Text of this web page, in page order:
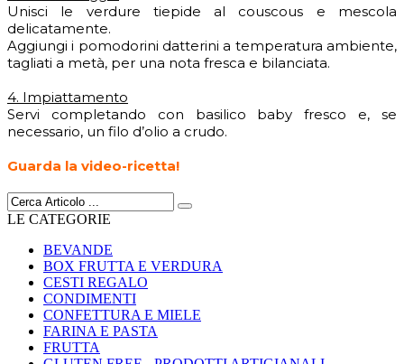
Unisci le verdure tiepide al couscous e mescola
delicatamente.
Aggiungi i pomodorini datterini a temperatura ambiente,
tagliati a metà, per una nota fresca e bilanciata.
4. Impiattamento
Servi completando con basilico baby fresco e, se
necessario, un filo d’olio a crudo.
Guarda la video-ricetta!
LE CATEGORIE
BEVANDE
BOX FRUTTA E VERDURA
CESTI REGALO
CONDIMENTI
CONFETTURA E MIELE
FARINA E PASTA
FRUTTA